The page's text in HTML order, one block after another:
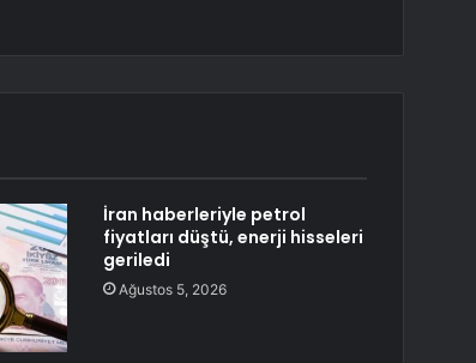
İran haberleriyle petrol
fiyatları düştü, enerji hisseleri
geriledi
Ağustos 5, 2026